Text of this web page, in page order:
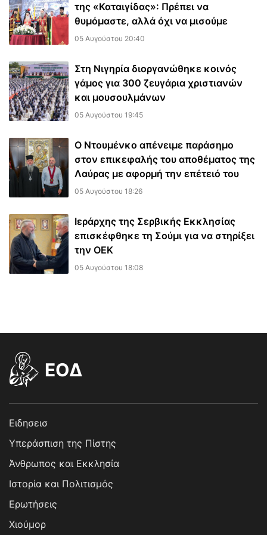
της «Καταιγίδας»: Πρέπει να
θυμόμαστε, αλλά όχι να μισούμε
05 Αυγούστου 20:40
Στη Νιγηρία διοργανώθηκε κοινός
γάμος για 300 ζευγάρια χριστιανών
και μουσουλμάνων
05 Αυγούστου 19:45
Ο Ντουμένκο απένειμε παράσημο
στον επικεφαλής του αποθέματος της
Λαύρας με αφορμή την επέτειό του
05 Αυγούστου 18:26
Ιεράρχης της Σερβικής Εκκλησίας
επισκέφθηκε τη Σούμι για να στηρίξει
την ΟΕΚ
05 Αυγούστου 18:08
EOΔ
Ειδησεισ
Υπεράσπιση της Πίστης
Άνθρωπος και Εκκλησία
Ιστορία και Πολιτισμός
Ερωτήσεις
Χιούμορ